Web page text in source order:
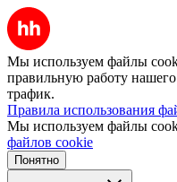
Мы используем файлы
правильную работу нашего
трафик.
Правила использования
Мы используем файлы
файлов cookie
Понятно